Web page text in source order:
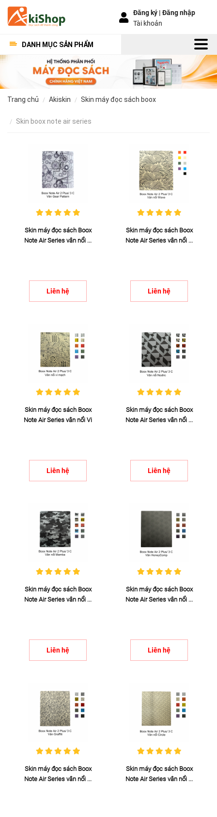
Đăng ký |Đăng nhập
Tài khoản
DANH MỤC SẢN PHẨM
trang chủ akiskin skin máy đọc sách boox
skin boox note air series
Skin máy đọc sách Boox
Note Air Series vân nổi ...
Liên hệ
Skin máy đọc sách Boox
Note Air Series vân nổi ...
Liên hệ
Skin máy đọc sách Boox
Note Air Series vân nổi Vi
Liên hệ
Skin máy đọc sách Boox
Note Air Series vân nổi ...
Liên hệ
Skin máy đọc sách Boox
Note Air Series vân nổi ...
Liên hệ
Skin máy đọc sách Boox
Note Air Series vân nổi ...
Liên hệ
Skin máy đọc sách Boox
Note Air Series vân nổi ...
Skin máy đọc sách Boox
Note Air Series vân nổi ...